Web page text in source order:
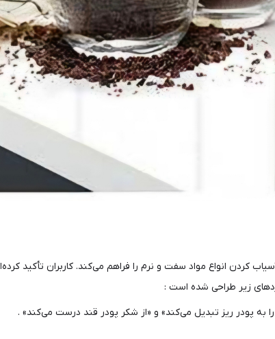
کردن انواع مواد سفت و نرم را فراهم می‌کند. کاربران تأکید
زیر طراحی شده است :
به پودر ریز تبدیل می‌کند» و «از شکر پودر قند درست می‌کند» .